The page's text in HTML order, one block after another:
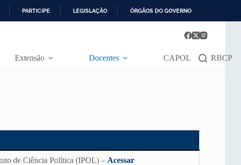
PARTICIPE LEGISLAÇÃO ÓRGÃOS DO GOVERNO
Extensão Docentes CAPOL RBCP
de Ciência Política (IPOL) – Acessar